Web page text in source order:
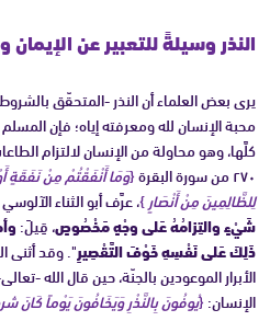
النذر وسيلةً للتعبير عن الإيمان
يرى بعض العلماء أن النذر -المتحقّق
محبة الإنسان لله ومعرفته إياه؛ فإن
كلَّها، وهو محاولة من الإنسان لالتزام
٢٧٠ من سورة البقرة
{وَمَا أَنْفَقْتُمْ مِنْ نَفَقَةٍ
لِلظَّالِمِينَ مِنْ أَنْصَارٍ}، عرَّف أبو الثناء
شَيْءٍ والتِزامُهُ عَلى وجْهٍ مَخْصُوصٍ، قِيلَ:
ذَلِكَ عَلى نَفْسِهِ خَوْفَ التَّقْصِيرِ". وقد أثنى
الأبرار الموعودين بالجنّة، حين قال الله -
الإنسان:{يُوفُونَ بِالنَّذْرِ وَيَخَافُونَ يَوْماً كَانَ